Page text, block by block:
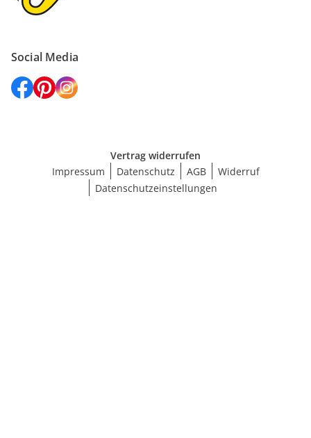
Social Media
Vertrag widerrufen
Impressum
Datenschutz AGB
Widerruf
Datenschutzeinstellungen